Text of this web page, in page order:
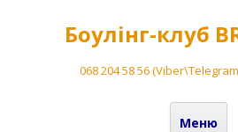
Боулінг-клуб
068 204 58 56
Меню